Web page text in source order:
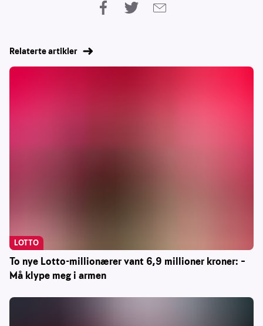
Relaterte artikler
To nye Lotto-millionærer vant 6,9 millioner kroner: –
Må klype meg i armen
LOTTO